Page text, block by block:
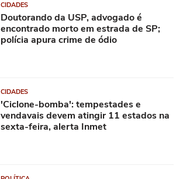
CIDADES
Doutorando da USP, advogado é
encontrado morto em estrada de SP;
polícia apura crime de ódio
CIDADES
'Ciclone-bomba': tempestades e
vendavais devem atingir 11 estados na
sexta-feira, alerta Inmet